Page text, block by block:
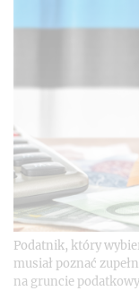
Podatnik, który
musiał poznać
na gruncie